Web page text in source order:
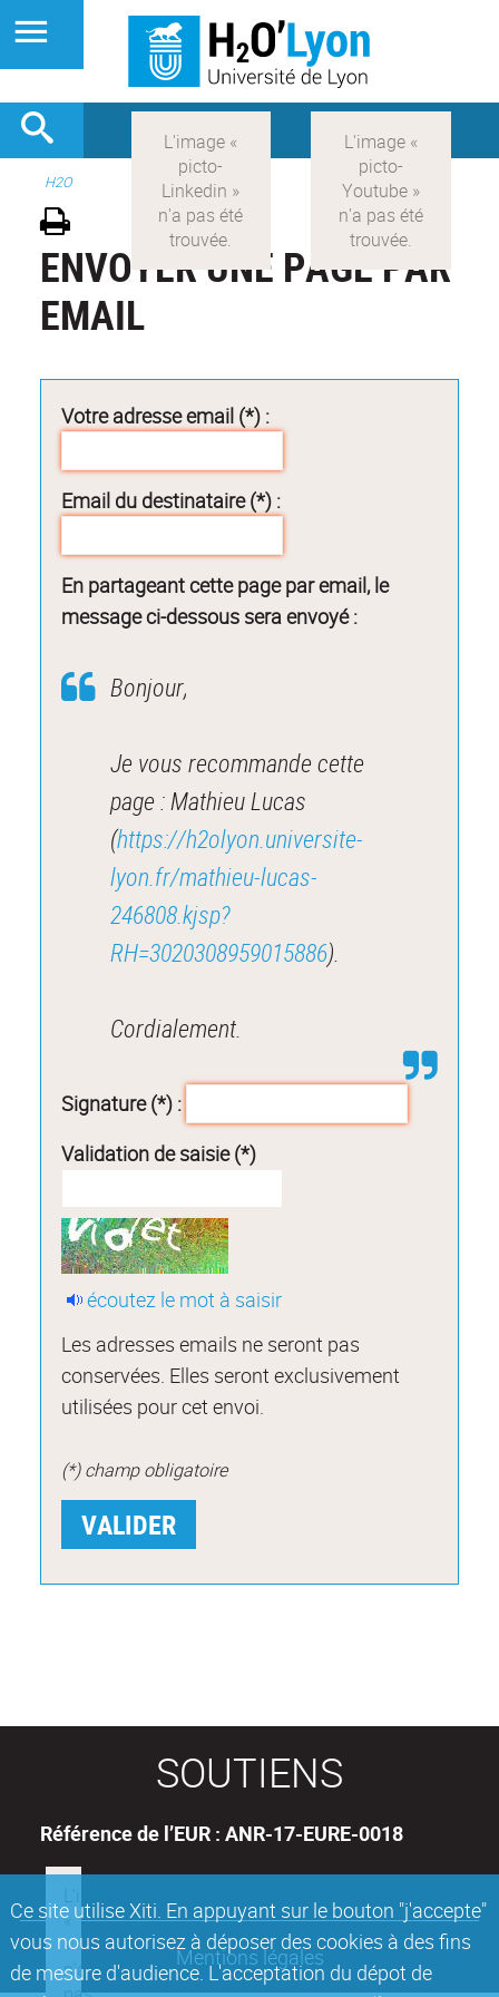
Ce site utilise Xiti. En appuyant sur le bouton "j'accepte"
vous nous autorisez à déposer des cookies à des fins
de mesure d'audience. L'acceptation du dépot de
H2O
ENVOYER UNE PAGE PAR
EMAIL
Votre adresse email (*) :
Email du destinataire (*) :
En partageant cette page par email, le
message ci-dessous sera envoyé :
Bonjour,
Je vous recommande cette
page : Mathieu Lucas
(https://h2olyon.universite-
lyon.fr/mathieu-lucas-
246808.kjsp?
RH=3020308959015886).
Cordialement.
Signature (*) :
Validation de saisie (*)
écoutez le mot à saisir
Les adresses emails ne seront pas
conservées. Elles seront exclusivement
utilisées pour cet envoi.
(*) champ obligatoire
SOUTIENS
Référence de l’EUR : ANR-17-EURE-0018
Mentions légales